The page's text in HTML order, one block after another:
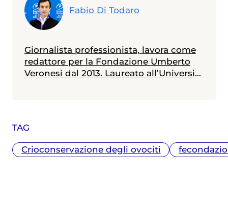
TAG
Crioconservazione degli ovociti
Fabio Di Todaro
Giornalista professionista, lavora come
redattore per la Fondazione Umberto
Veronesi dal 2013. Laureato all’Università
multimediale (Università Cattolica).
Messe alle spalle alcune esperienze
radiotelevisive, attualmente collabora